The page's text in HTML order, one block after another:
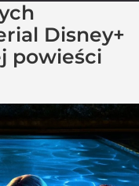
Disney+
powieści